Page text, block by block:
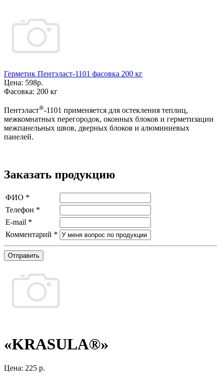
Герметик Пентэласт-1101 фасовка 200 кг
Цена: 598р.
Фасовка: 200 кг
Пентэласт®-1101 применяется для остекления теплиц,
межкомнатных перегородок, оконных блоков и герметизации
межпанельных швов, дверных блоков и алюминиевых
панелей.
Заказать продукцию
ФИО *
Телефон *
E-mail *
Комментарий *
Отправить
«KRASULA®»
Цена: 225 р.